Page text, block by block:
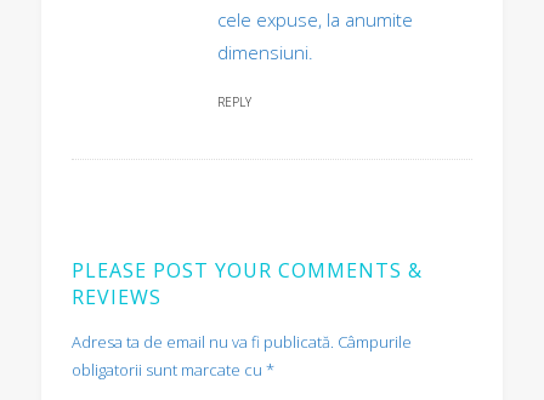
cele expuse, la anumite
dimensiuni.
REPLY
PLEASE POST YOUR COMMENTS &
REVIEWS
Adresa ta de email nu va fi publicată. Câmpurile
obligatorii sunt marcate cu *